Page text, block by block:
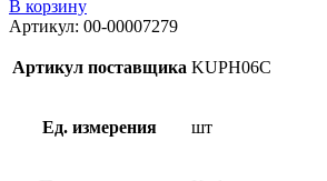
Очиститель
пены
KUDO,
В корзину
Артикул: 00-00007279
Артикул поставщика KUPH06C
Ед. измерения шт